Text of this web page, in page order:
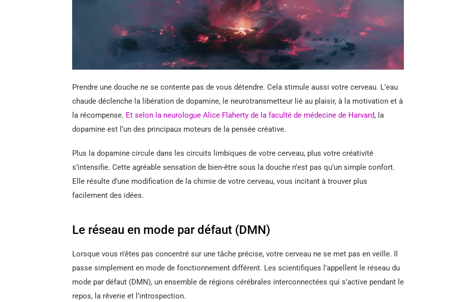
Prendre une douche ne se contente pas de vous détendre. Cela stimule aussi votre cerveau. L’eau
chaude déclenche la libération de dopamine, le neurotransmetteur lié au plaisir, à la motivation et à
la récompense. Et selon la neurologue Alice Flaherty de la faculté de médecine de Harvard, la
dopamine est l’un des principaux moteurs de la pensée créative.
Plus la dopamine circule dans les circuits limbiques de votre cerveau, plus votre créativité
s’intensifie. Cette agréable sensation de bien-être sous la douche n’est pas qu’un simple confort.
Elle résulte d’une modification de la chimie de votre cerveau, vous incitant à trouver plus
facilement des idées.
Le réseau en mode par défaut (DMN)
Lorsque vous n’êtes pas concentré sur une tâche précise, votre cerveau ne se met pas en veille. Il
passe simplement en mode de fonctionnement différent. Les scientifiques l’appellent le réseau du
mode par défaut (DMN), un ensemble de régions cérébrales interconnectées qui s’active pendant le
repos, la rêverie et l’introspection.